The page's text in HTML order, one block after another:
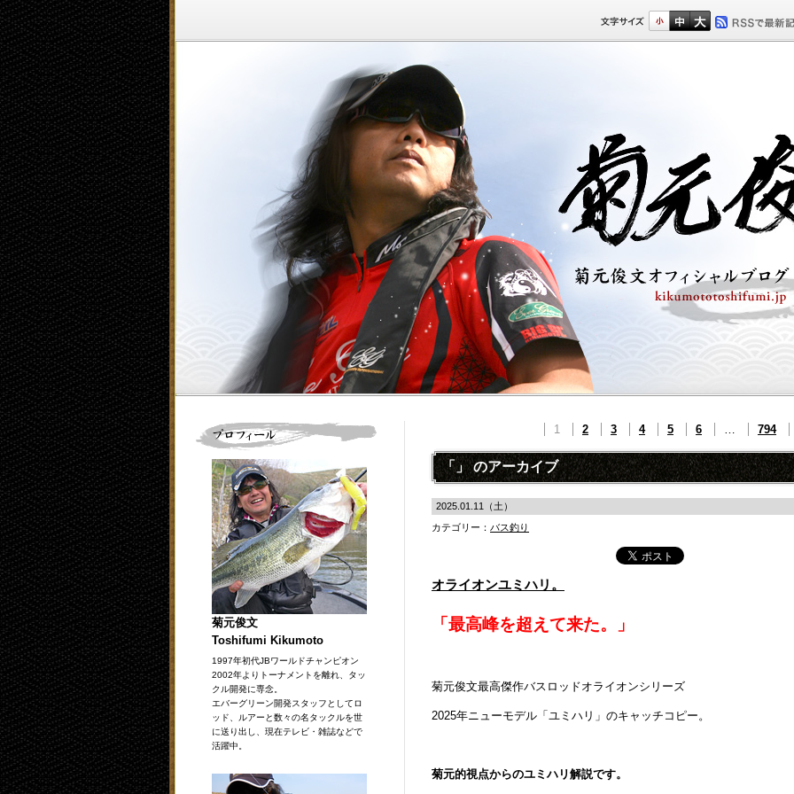
菊元俊文
Toshifumi Kikumoto
1997年初代JBワールドチャンピオン
2002年よりトーナメントを離れ、タッ
クル開発に専念。
エバーグリーン開発スタッフとしてロ
ッド、ルアーと数々の名タックルを世
に送り出し、現在テレビ・雑誌などで
活躍中。
1 2 3 4 5 6 … 794
「」 のアーカイブ
2025.01.11（土）
カテゴリー： バス釣り
オライオンユミハリ。
「最高峰を超えて来た。」
菊元俊文最高傑作バスロッドオライオンシリーズ
2025年ニューモデル「ユミハリ」のキャッチコピー。
菊元的視点からのユミハリ解説です。